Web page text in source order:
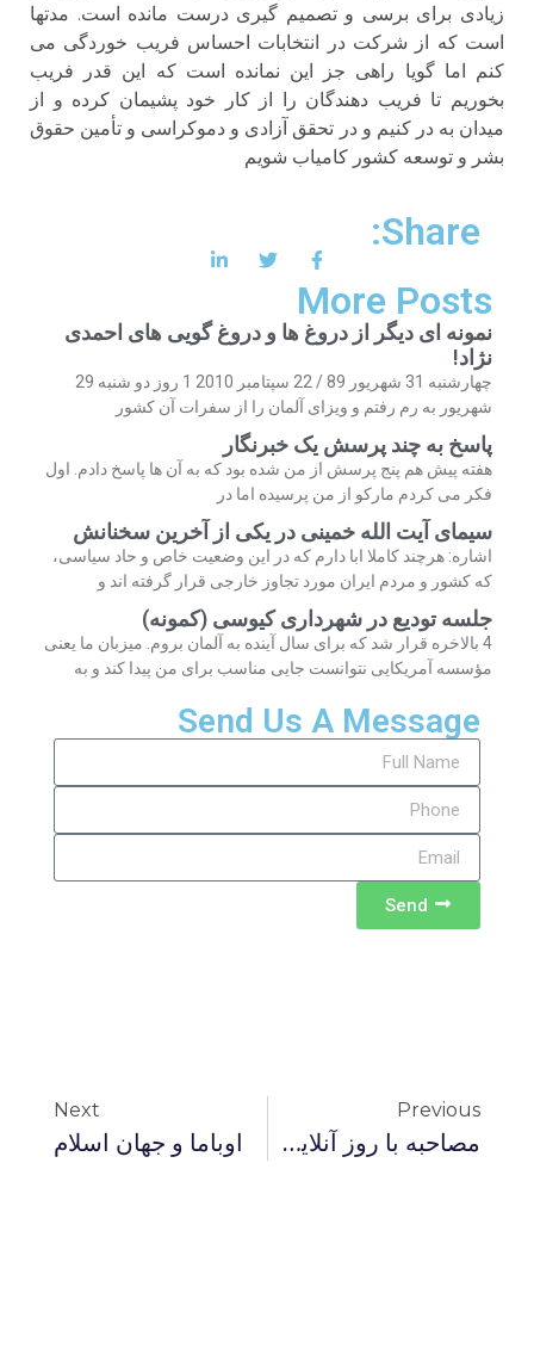
زیادی برای برسی و تصمیم گیری درست مانده است. مدتها
است که از شرکت در انتخابات احساس فریب خوردگی می
کنم اما گویا راهی جز این نمانده است که این قدر فریب
بخوریم تا فریب دهندگان را از کار خود پشیمان کرده و از
میدان به در کنیم و در تحقق آزادی و دموکراسی و تأمین حقوق
بشر و توسعه کشور کامیاب شویم
Share:
More Posts
نمونه ای دیگر از دروغ ها و دروغ گویی های احمدی
نژاد!
چهارشنبه 31 شهریور 89 / 22 سپتامبر 2010 1 روز دو شنبه 29
شهریور به رم رفتم و ویزای آلمان را از سفرات آن کشور
پاسخ به چند پرسش یک خبرنگار
هفته پیش هم پنج پرسش از من شده بود که به آن ها پاسخ دادم. اول
فکر می کردم مارکو از من پرسیده اما در
سیمای آیت الله خمینی در یکی از آخرین سخنانش
اشاره: هرچند کاملا ابا دارم که در این وضعیت خاص و حاد سیاسی،
که کشور و مردم ایران مورد تجاوز خارجی قرار گرفته اند و
جلسه تودیع در شهرداری کیوسی (کمونه)
4 بالاخره قرار شد که برای سال آینده به آلمان بروم. میزبان ما یعنی
مؤسسه آمریکایی نتوانست جایی مناسب برای من پیدا کند و به
Send Us A Message
Send
Previous
مصاحبه با روز آنلاين (نوروز ۱۳۸۸)
Next
اوباما و جهان اسلام